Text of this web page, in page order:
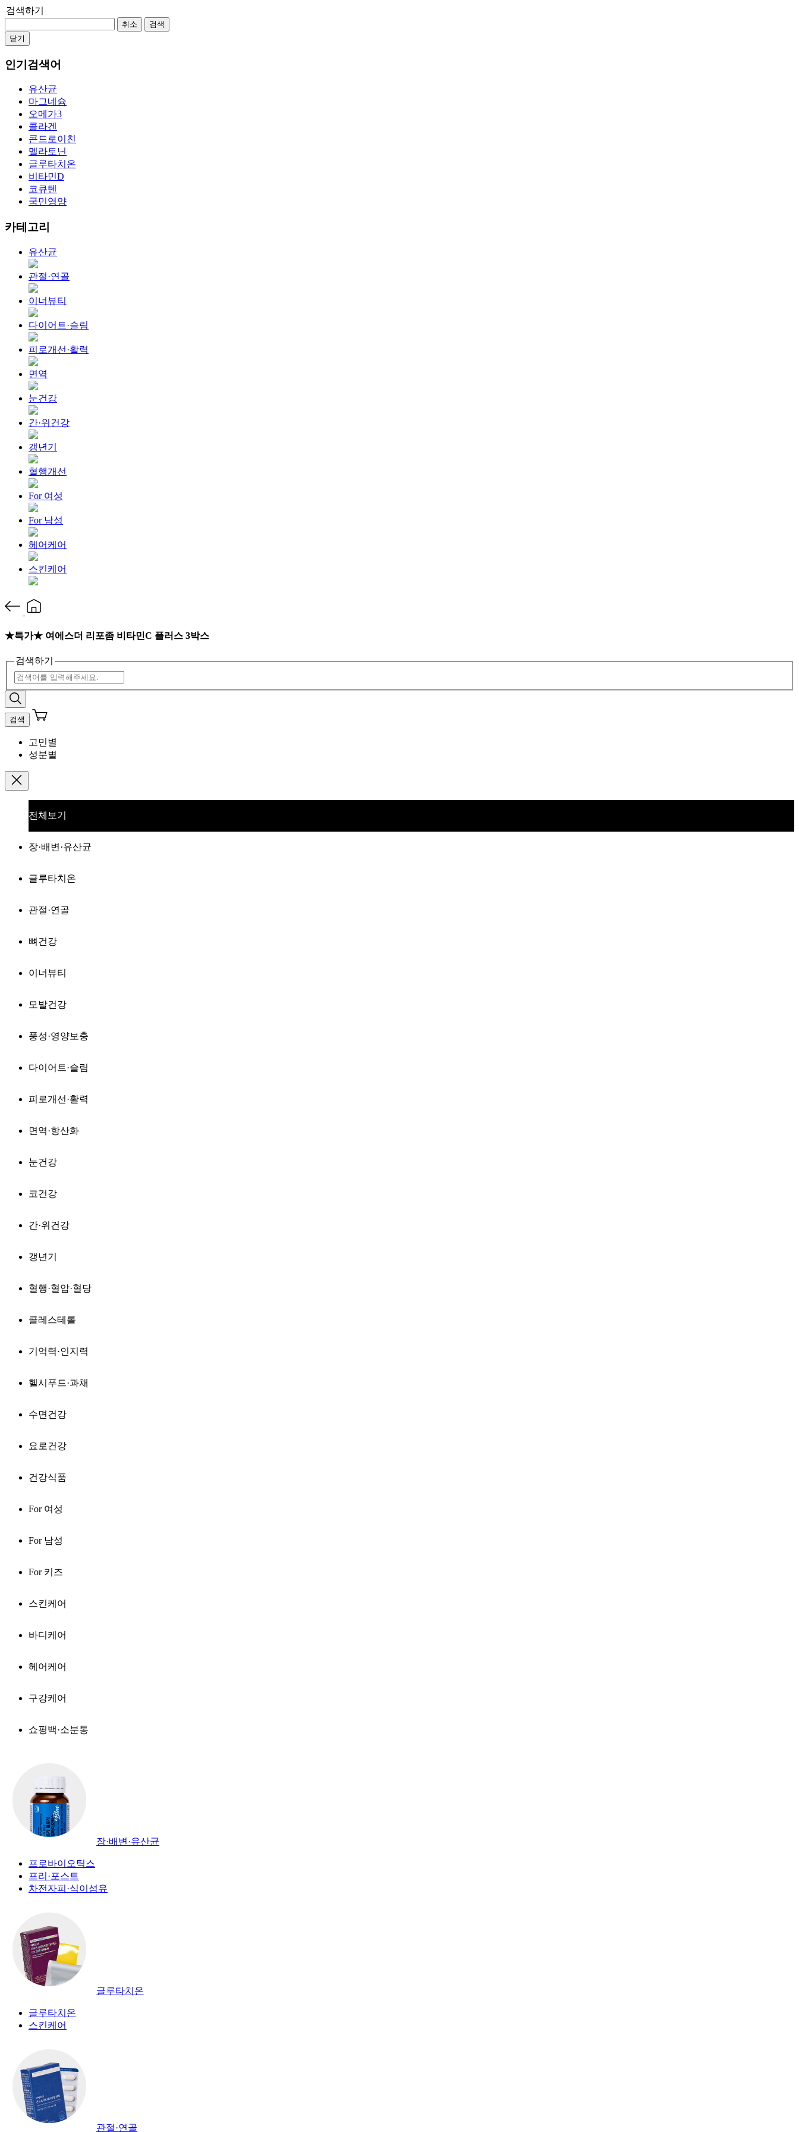
검색하기
취소
검색
닫기
인기검색어
유산균
마그네슘
오메가3
콜라겐
콘드로이친
멜라토닌
글루타치온
비타민D
코큐텐
국민영양
카테고리
유산균
관절·연골
이너뷰티
다이어트·슬림
피로개선·활력
면역
눈건강
간·위건강
갱년기
혈행개선
For 여성
For 남성
헤어케어
스킨케어
★특가★ 여에스더 리포좀 비타민C 플러스 3박스
검색하기
검색
고민별
성분별
전체보기
장·배변·유산균
글루타치온
관절·연골
뼈건강
이너뷰티
모발건강
풍성·영양보충
다이어트·슬림
피로개선·활력
면역·항산화
눈건강
코건강
간·위건강
갱년기
혈행·혈압·혈당
콜레스테롤
기억력·인지력
헬시푸드·과채
수면건강
요로건강
건강식품
For 여성
For 남성
For 키즈
스킨케어
바디케어
헤어케어
구강케어
쇼핑백·소분통
장·배변·유산균
프로바이오틱스
프리·포스트
차전자피·식이섬유
글루타치온
글루타치온
스킨케어
관절·연골